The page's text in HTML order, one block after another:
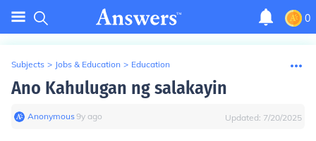
0
Subjects > Jobs & Education > Education
Ano Kahulugan ng salakayin
Anonymous∙9y ago Updated: 7/20/2025